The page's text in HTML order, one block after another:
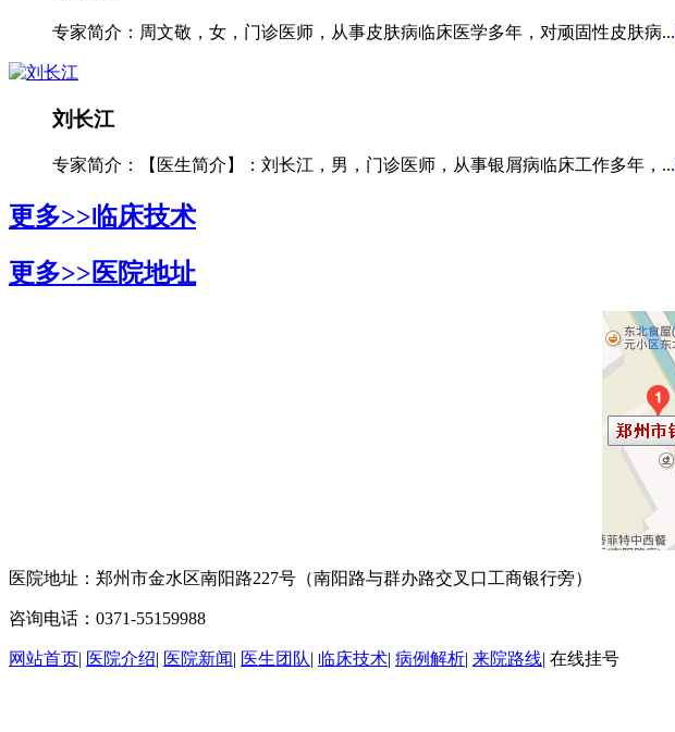
专家简介：周文敬，女，门诊医师，从事皮肤病临床医学多年，对顽固性皮肤病...
刘长江
专家简介：【医生简介】：刘长江，男，门诊医师，从事银屑病临床工作多年，...
更多>>临床技术
更多>>医院地址
医院地址：郑州市金水区南阳路227号（南阳路与群办路交叉口工商银行旁）
咨询电话：0371-55159988
网站首页 医院介绍 医院新闻 医生团队 临床技术 病例解析 来院路线 在线挂号